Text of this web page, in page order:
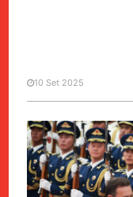
GRANDE PLANO
Visita |
regime de
portugueses
10 Set 2025